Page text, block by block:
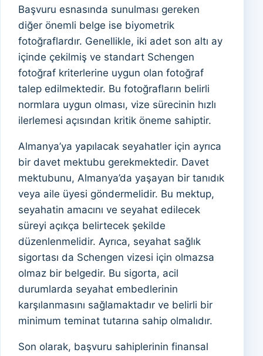
Başvuru esnasında sunulması gereken
diğer önemli belge ise biyometrik
fotoğraflardır. Genellikle, iki adet son altı ay
içinde çekilmiş ve standart Schengen
fotoğraf kriterlerine uygun olan fotoğraf
talep edilmektedir. Bu fotoğrafların belirli
normlara uygun olması, vize sürecinin hızlı
ilerlemesi açısından kritik öneme sahiptir.
Almanya’ya yapılacak seyahatler için ayrıca
bir davet mektubu gerekmektedir. Davet
mektubunu, Almanya’da yaşayan bir tanıdık
veya aile üyesi göndermelidir. Bu mektup,
seyahatin amacını ve seyahat edilecek
süreyi açıkça belirtecek şekilde
düzenlenmelidir. Ayrıca, seyahat sağlık
sigortası da Schengen vizesi için olmazsa
olmaz bir belgedir. Bu sigorta, acil
durumlarda seyahat embedlerinin
karşılanmasını sağlamaktadır ve belirli bir
minimum teminat tutarına sahip olmalıdır.
Son olarak, başvuru sahiplerinin finansal